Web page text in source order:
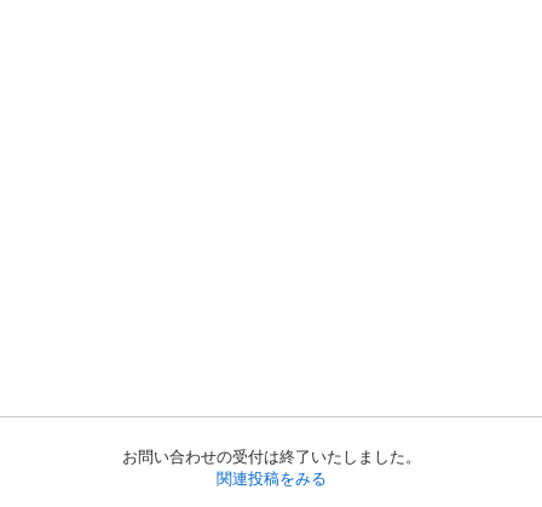
お問い合わせの受付は終了いたしました。
関連投稿をみる